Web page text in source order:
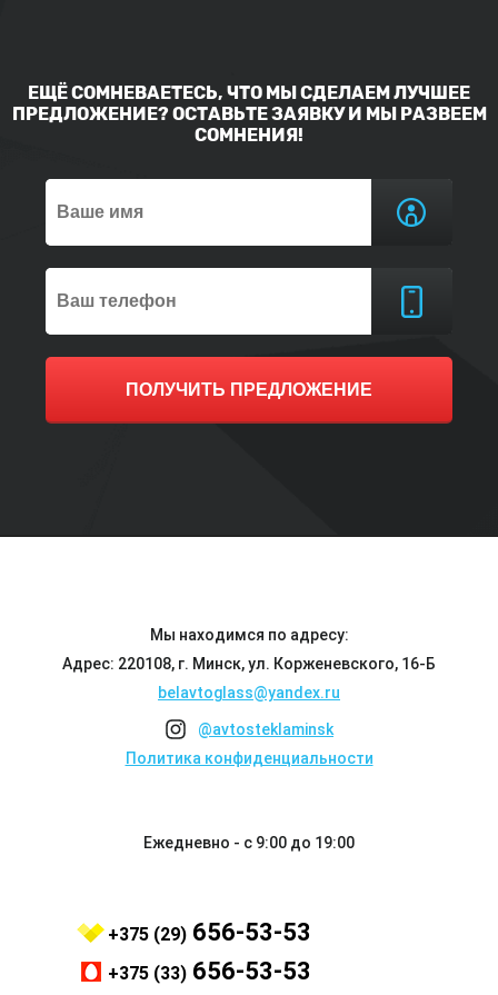
ЕЩЁ СОМНЕВАЕТЕСЬ, ЧТО МЫ СДЕЛАЕМ ЛУЧШЕЕ
ПРЕДЛОЖЕНИЕ? ОСТАВЬТЕ ЗАЯВКУ И МЫ РАЗВЕЕМ
СОМНЕНИЯ!
ПОЛУЧИТЬ ПРЕДЛОЖЕНИЕ
Мы находимся по адресу:
Адрес: 220108, г. Минск, ул. Корженевского, 16-Б
belavtoglass@yandex.ru
@avtosteklaminsk
Политика конфиденциальности
Ежедневно - с 9:00 до 19:00
+375 (29) 656-53-53
+375 (33) 656-53-53